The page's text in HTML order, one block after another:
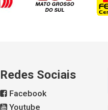
Redes Sociais
Facebook
Youtube